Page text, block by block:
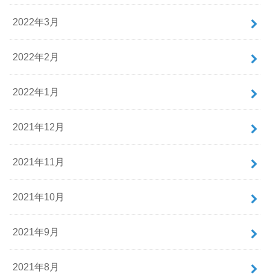
2022年3月
2022年2月
2022年1月
2021年12月
2021年11月
2021年10月
2021年9月
2021年8月